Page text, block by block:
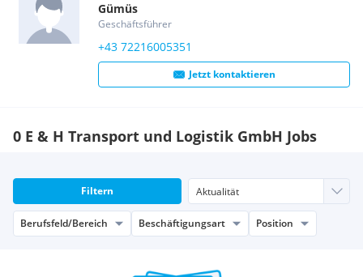
Du hast Interesse an dieser Position und möchtest auch ein
Teil unseres dynamisch, wachsenden
Flughafenstrasse 3
Gümüs
Geschäftsführer
+43 72216005351
Jetzt kontaktieren
0 E & H Transport und Logistik GmbH Jobs
Filtern
Berufsfeld/Bereich Beschäftigungsart Position